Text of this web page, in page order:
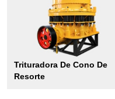
Trituradora De Cono De
Resorte